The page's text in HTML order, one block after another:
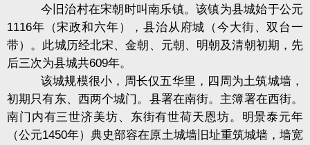
今旧治村在宋朝时叫南乐镇。该镇为县城始于公元
1116年（宋政和六年），县治从府城（今大街、双台一
带）。此城历经北宋、金朝、元朝、明朝及清朝初期，先
后三次为县城共609年。
该城规模很小，周长仅五华里，四周为土筑城墙，
初期只有东、西两个城门。县署在南街。主簿署在西街。
南门内有三世济美坊、东街有世荷天恩坊。明景泰元年
（公元1450年）典史部容在原土城墙旧址重筑城墙，墙宽